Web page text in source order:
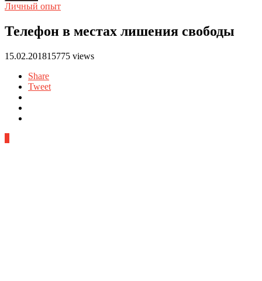
Личный опыт
Телефон в местах лишения свободы
15.02.201815775 views
Share
Tweet